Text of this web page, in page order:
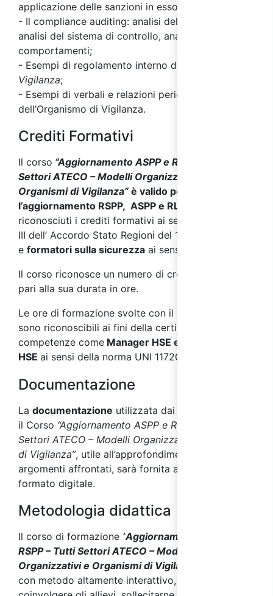
applicazione delle sanzioni in esso previste;
- Il compliance auditing: analisi del processo,
analisi del sistema di controllo, analisi dei
comportamenti;
- Esempi di regolamento interno dell'
Vigilanza;
- Esempi di verbali e relazioni periodiche
dell’Organismo di Vigilanza.
Crediti Formativi
Il corso “Aggiornamento ASPP e RSPP – Tutti
Settori ATECO – Modelli Organizzativi e
Organismi di Vigilanza” è valido per
l’aggiornamento RSPP, ASPP e RLS.
riconosciuti i crediti formativi ai sensi dell’Allegato
III dell’ Accordo Stato Regioni del 17/04/2025
e formatori sulla sicurezza ai sensi del D.I. 6/3/13.
Il corso riconosce un numero di crediti formativi
pari alla sua durata in ore.
Le ore di formazione svolte con il presente corso
sono riconoscibili ai fini della certificazione delle
competenze come Manager HSE e Specialista
HSE ai sensi della norma UNI 11720.
Documentazione
La documentazione utilizzata dai docenti durante
il Corso “Aggiornamento ASPP e RSPP – Tutti
Settori ATECO – Modelli Organizzativi e Organismi
di Vigilanza”, utile all’approfondimento degli
argomenti affrontati, sarà fornita ai partecipanti in
formato digitale.
Metodologia didattica
Il corso di formazione “Aggiornamento ASPP e
RSPP – Tutti Settori ATECO – Modelli
Organizzativi e Organismi di Vigilanza
con metodo altamente interattivo, in modo da